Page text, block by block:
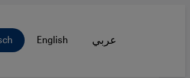
English عربي